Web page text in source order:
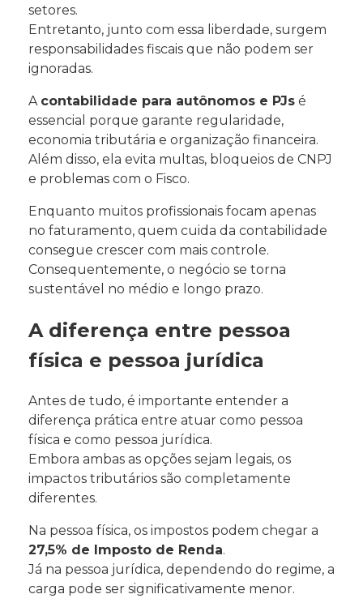
setores.
Entretanto, junto com essa liberdade, surgem
responsabilidades fiscais que não podem ser
ignoradas.
A contabilidade para autônomos e PJs é
essencial porque garante regularidade,
economia tributária e organização financeira.
Além disso, ela evita multas, bloqueios de CNPJ
e problemas com o Fisco.
Enquanto muitos profissionais focam apenas
no faturamento, quem cuida da contabilidade
consegue crescer com mais controle.
Consequentemente, o negócio se torna
sustentável no médio e longo prazo.
A diferença entre pessoa
física e pessoa jurídica
Antes de tudo, é importante entender a
diferença prática entre atuar como pessoa
física e como pessoa jurídica.
Embora ambas as opções sejam legais, os
impactos tributários são completamente
diferentes.
Na pessoa física, os impostos podem chegar a
27,5% de Imposto de Renda.
Já na pessoa jurídica, dependendo do regime, a
carga pode ser significativamente menor.